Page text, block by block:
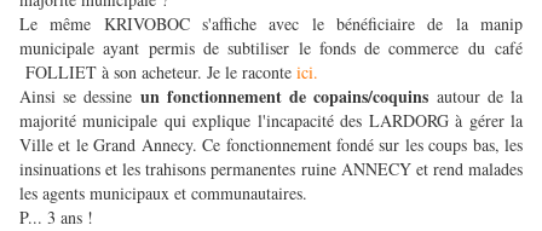
Le même KRIVOBOC s'affiche avec le bénéficiaire de la manip
municipale ayant permis de subtiliser le fonds de commerce du café
FOLLIET à son acheteur. Je le raconte ici.
Ainsi se dessine un fonctionnement de copains/coquins autour de la
majorité municipale qui explique l'incapacité des LARDORG à gérer la
Ville et le Grand Annecy. Ce fonctionnement fondé sur les coups bas, les
insinuations et les trahisons permanentes ruine ANNECY et rend malades
les agents municipaux et communautaires.
P... 3 ans !